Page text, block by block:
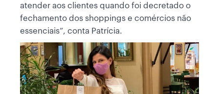
atender aos clientes quando foi decretado o
fechamento dos shoppings e comércios não
essenciais”, conta Patrícia.